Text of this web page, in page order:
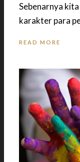
Sebenarnya
karakter para
READ MORE